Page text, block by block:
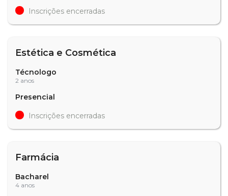
Inscrições encerradas
Estética e Cosmética
Técnologo
2 anos
Presencial
Inscrições encerradas
Farmácia
Bacharel
4 anos